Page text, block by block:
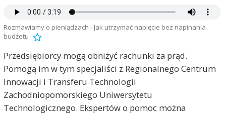
Rozmawiamy o pieniądzach - Jak utrzymać napięcie bez napinania
budżetu
Przedsiębiorcy mogą obniżyć rachunki za prąd.
Pomogą im w tym specjaliści z Regionalnego Centrum
Innowacji i Transferu Technologii
Zachodniopomorskiego Uniwersytetu
Technologicznego. Ekspertów o pomoc można